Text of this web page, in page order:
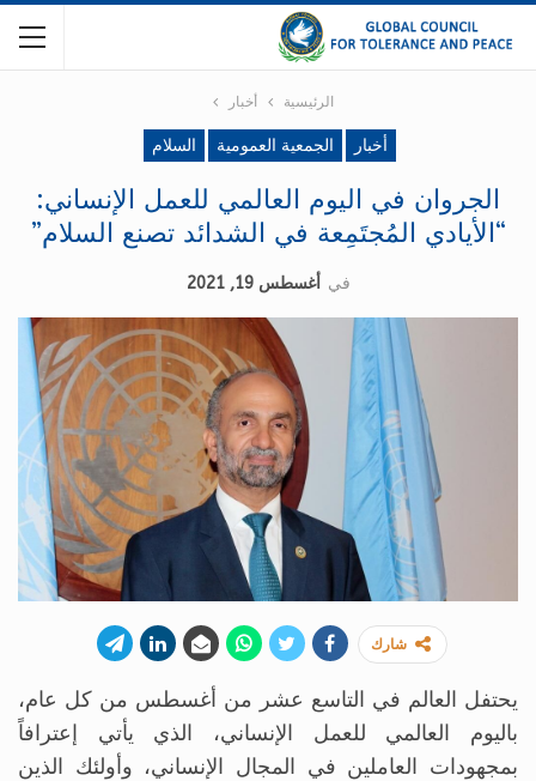
الرئيسية أخبار
أخبار الجمعية العمومية السلام
الجروان في اليوم العالمي للعمل الإنساني:
“الأيادي المُجتَمِعة في الشدائد تصنع السلام”
في أغسطس 19, 2021
شارك
يحتفل العالم في التاسع عشر من أغسطس من كل عام،
باليوم العالمي للعمل الإنساني، الذي يأتي إعترافاً
بمجهودات العاملين في المجال الإنساني، وأولئك الذين